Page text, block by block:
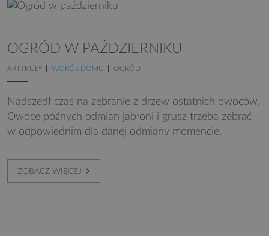
OGRÓD W PAŹDZIERNIKU
ARTYKUŁY WOKÓŁ DOMU OGRÓD
Nadszedł czas na zebranie z drzew ostatnich owoców.
Owoce późnych odmian jabłoni i grusz trzeba zebrać
w odpowiednim dla danej odmiany momencie.
ZOBACZ WIĘCEJ